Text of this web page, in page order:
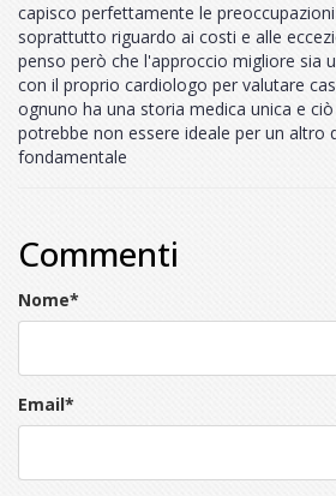
capisco perfettamente le
soprattutto riguardo ai costi e alle
penso però che l'approccio migliore sia
con il proprio cardiologo per valutare
ognuno ha una storia medica unica e
potrebbe non essere ideale per un altro
fondamentale
Commenti
Nome*
Email*